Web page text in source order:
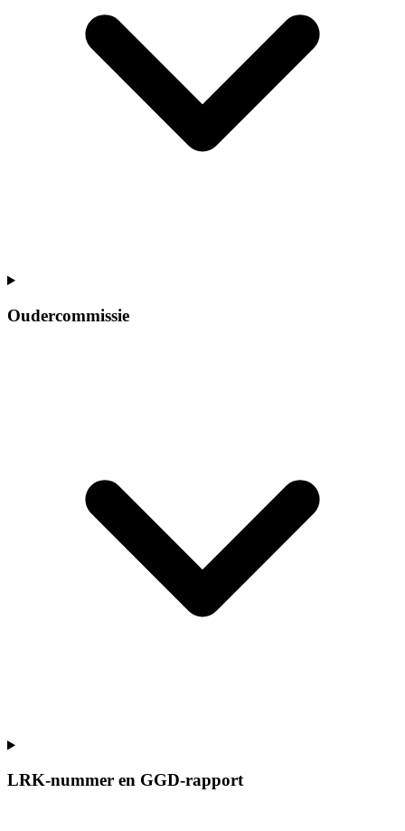
Oudercommissie
LRK-nummer en GGD-rapport